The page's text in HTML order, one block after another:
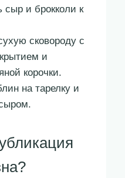
сыр и брокколи к
сковороду с
и
корочки.
на тарелку и